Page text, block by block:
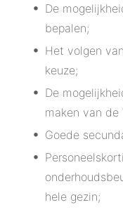
De
bepalen;
Het volgen
keuze;
De
maken van de
Goede
hele gezin;